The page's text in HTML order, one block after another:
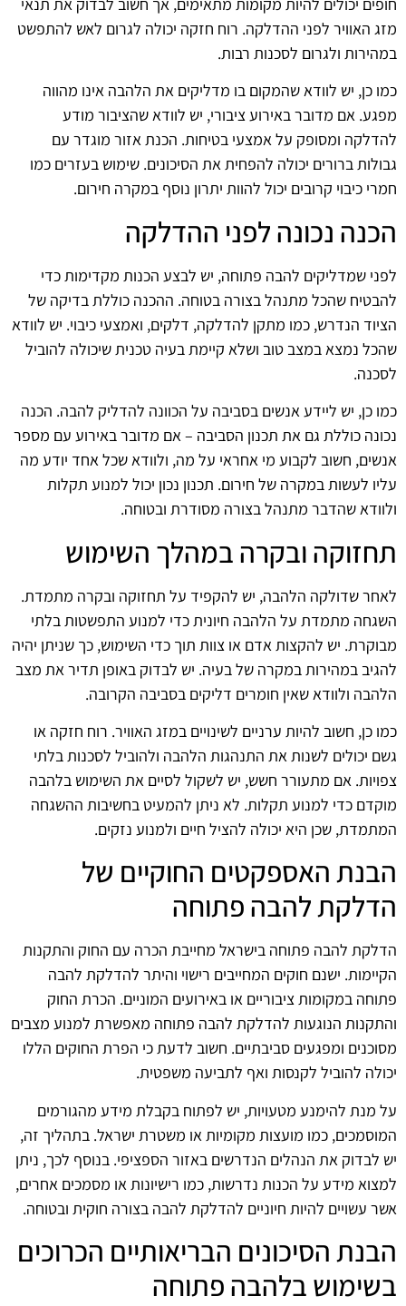
מזג האוויר לפני ההדלקה. רוח חזקה יכולה לגרום לאש להתפשט
במהירות ולגרום לסכנות רבות.
כמו כן, יש לוודא שהמקום בו מדליקים את הלהבה אינו מהווה
מפגע. אם מדובר באירוע ציבורי, יש לוודא שהציבור מודע
להדלקה ומסופק על אמצעי בטיחות. הכנת אזור מוגדר עם
גבולות ברורים יכולה להפחית את הסיכונים. שימוש בעזרים כמו
חמרי כיבוי קרובים יכול להוות יתרון נוסף במקרה חירום.
הכנה נכונה לפני ההדלקה
לפני שמדליקים להבה פתוחה, יש לבצע הכנות מקדימות כדי
להבטיח שהכל מתנהל בצורה בטוחה. ההכנה כוללת בדיקה של
הציוד הנדרש, כמו מתקן להדלקה, דלקים, ואמצעי כיבוי. יש לוודא
שהכל נמצא במצב טוב ושלא קיימת בעיה טכנית שיכולה להוביל
לסכנה.
כמו כן, יש ליידע אנשים בסביבה על הכוונה להדליק להבה. הכנה
נכונה כוללת גם את תכנון הסביבה – אם מדובר באירוע עם מספר
אנשים, חשוב לקבוע מי אחראי על מה, ולוודא שכל אחד יודע מה
עליו לעשות במקרה של חירום. תכנון נכון יכול למנוע תקלות
ולוודא שהדבר מתנהל בצורה מסודרת ובטוחה.
תחזוקה ובקרה במהלך השימוש
לאחר שדולקה הלהבה, יש להקפיד על תחזוקה ובקרה מתמדת.
השגחה מתמדת על הלהבה חיונית כדי למנוע התפשטות בלתי
מבוקרת. יש להקצות אדם או צוות תוך כדי השימוש, כך שניתן יהיה
להגיב במהירות במקרה של בעיה. יש לבדוק באופן תדיר את מצב
הלהבה ולוודא שאין חומרים דליקים בסביבה הקרובה.
כמו כן, חשוב להיות ערניים לשינויים במזג האוויר. רוח חזקה או
גשם יכולים לשנות את התנהגות הלהבה ולהוביל לסכנות בלתי
צפויות. אם מתעורר חשש, יש לשקול לסיים את השימוש בלהבה
מוקדם כדי למנוע תקלות. לא ניתן להמעיט בחשיבות ההשגחה
המתמדת, שכן היא יכולה להציל חיים ולמנוע נזקים.
הבנת האספקטים החוקיים של
הדלקת להבה פתוחה
הדלקת להבה פתוחה בישראל מחייבת הכרה עם החוק והתקנות
הקיימות. ישנם חוקים המחייבים רישוי והיתר להדלקת להבה
פתוחה במקומות ציבוריים או באירועים המוניים. הכרת החוק
והתקנות הנוגעות להדלקת להבה פתוחה מאפשרת למנוע מצבים
מסוכנים ומפגעים סביבתיים. חשוב לדעת כי הפרת החוקים הללו
יכולה להוביל לקנסות ואף לתביעה משפטית.
על מנת להימנע מטעויות, יש לפתוח בקבלת מידע מהגורמים
המוסמכים, כמו מועצות מקומיות או משטרת ישראל. בתהליך זה,
יש לבדוק את הנהלים הנדרשים באזור הספציפי. בנוסף לכך, ניתן
למצוא מידע על הכנות נדרשות, כמו רישיונות או מסמכים אחרים,
אשר עשויים להיות חיוניים להדלקת להבה בצורה חוקית ובטוחה.
הבנת הסיכונים הבריאותיים הכרוכים
בשימוש בלהבה פתוחה